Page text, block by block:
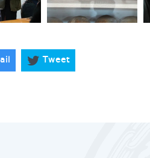
Tweet